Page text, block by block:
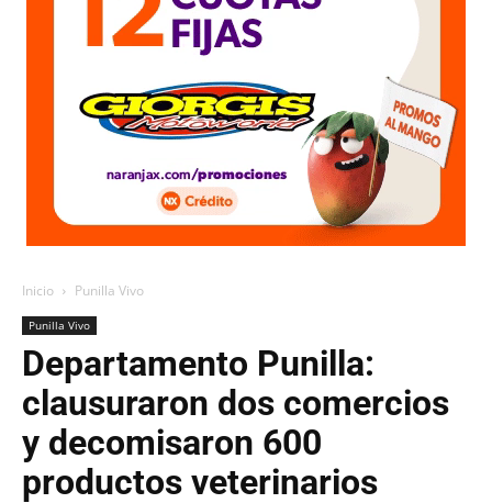
Inicio Punilla Vivo
Punilla Vivo
Departamento Punilla:
clausuraron dos comercios
y decomisaron 600
productos veterinarios